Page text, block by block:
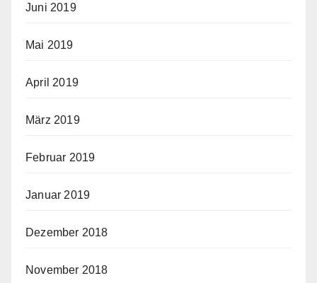
Juni 2019
Mai 2019
April 2019
März 2019
Februar 2019
Januar 2019
Dezember 2018
November 2018